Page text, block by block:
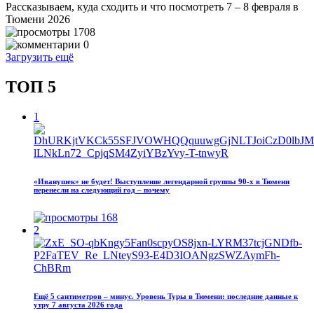
Рассказываем, куда сходить и что посмотреть 7 – 8 февраля в
Тюмени 2026
1708
0
Загрузить ещё
ТОП 5
1
«Иванушек» не будет! Выступление легендарной группы 90‑х в Тюмени
перенесли на следующий год – почему
168
2
Ещё 5 сантиметров – минус. Уровень Туры в Тюмени: последние данные к
утру 7 августа 2026 года